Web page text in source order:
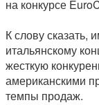
на конкурсе
К слову сказать,
итальянскому
жесткую
американскими
темпы продаж.